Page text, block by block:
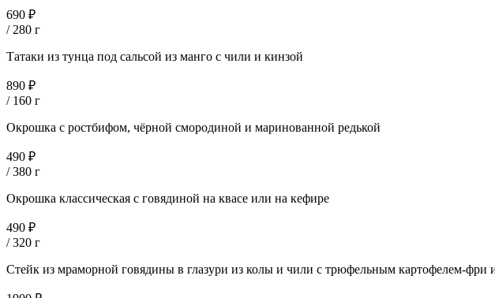
690 ₽
/ 280 г
Татаки из тунца под сальсой из манго с чили и кинзой
890 ₽
/ 160 г
Окрошка с ростбифом, чёрной смородиной и маринованной редькой
490 ₽
/ 380 г
Окрошка классическая с говядиной на квасе или на кефире
490 ₽
/ 320 г
Стейк из мраморной говядины в глазури из колы и чили с трюфельным картофелем-фри